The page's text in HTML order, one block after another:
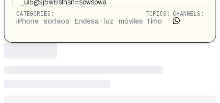
_ul5gSj5w&sfnsn=scwspwa
CATEGORIES:
iPhone · sorteos · Endesa · luz · móviles
TOPICS:
Timo
CHANNELS: